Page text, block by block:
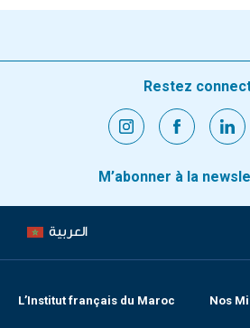
Restez
M’abonner à la
العربية
L’Institut français du Maroc Nos